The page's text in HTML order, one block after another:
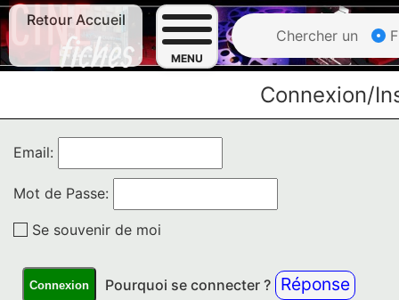
Retour Accueil
MENU
Chercher un
Connexion/
Email:
Mot de Passe:
Se souvenir de moi
Connexion Pourquoi se connecter ? Réponse